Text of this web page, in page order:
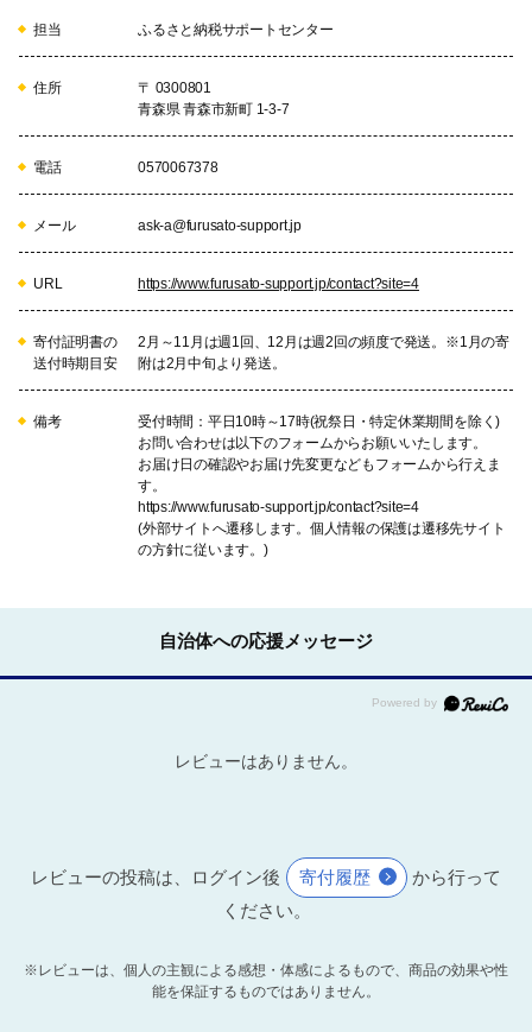
自然環境の保全、自然との共生、
の継承など
水源の保護、水質保全、水道プロ
モーション、上下水道を守るため
の取組などの事業
17
【消防】消防・救急体制の充実・
強化など
どの事業
担当 ふるさと納税サポートセンター
住所
〒 0300801
青森県 青森市新町 1-3-7
電話 0570067378
メール ask-a@furusato-support.jp
URL https://www.furusato-support.jp/contact?site=4
寄付証明書の
送付時期目安
2月～11月は週1回、12月は週2回の頻度で発送。※1月の寄
附は2月中旬より発送。
備考
受付時間：平日10時～17時(祝祭日・特定休業期間を除く)
お問い合わせは以下のフォームからお願いいたします。
お届け日の確認やお届け先変更などもフォームから行えま
す。
https://www.furusato-support.jp/contact?site=4
(外部サイトへ遷移します。個人情報の保護は遷移先サイト
の方針に従います。)
自治体への応援メッセージ
レビューはありません。
レビューの投稿は、ログイン後 寄付履歴
から行って
ください。
※レビューは、個人の主観による感想・体感によるもので、商品の効果や性
能を保証するものではありません。